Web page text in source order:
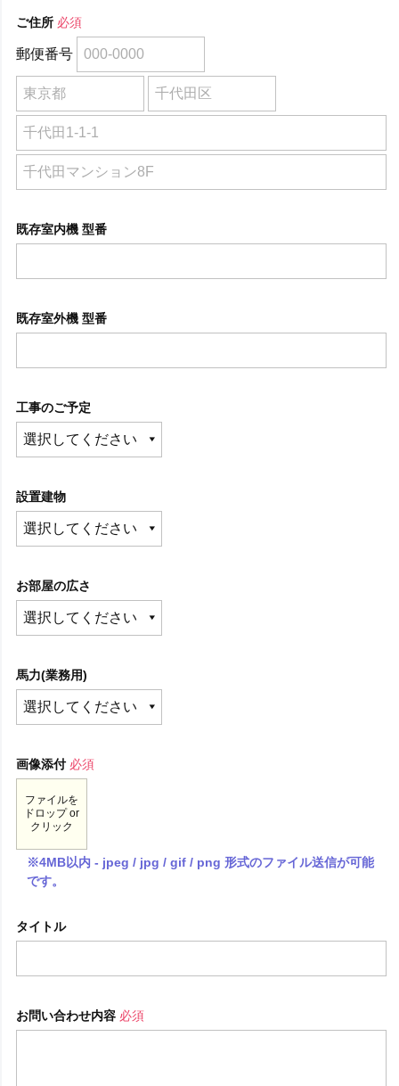
ご住所 必須
郵便番号
既存室内機 型番
既存室外機 型番
工事のご予定
設置建物
お部屋の広さ
馬力(業務用)
画像添付 必須
ファイルを
ドロップ or
クリック
※4MB以内 - jpeg / jpg / gif / png 形式のファイル送信が可能
です。
タイトル
お問い合わせ内容 必須